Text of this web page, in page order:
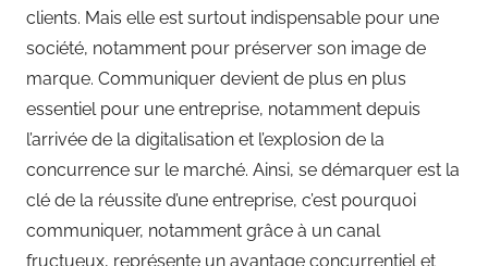
clients. Mais elle est surtout indispensable pour une
société, notamment pour préserver son image de
marque. Communiquer devient de plus en plus
essentiel pour une entreprise, notamment depuis
l’arrivée de la digitalisation et l’explosion de la
concurrence sur le marché. Ainsi, se démarquer est la
clé de la réussite d’une entreprise, c’est pourquoi
communiquer, notamment grâce à un canal
fructueux, représente un avantage concurrentiel et